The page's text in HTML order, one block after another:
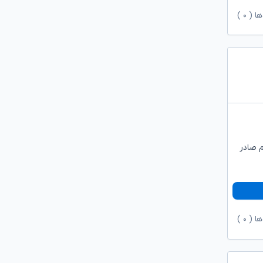
( ۰
صادر
( ۰